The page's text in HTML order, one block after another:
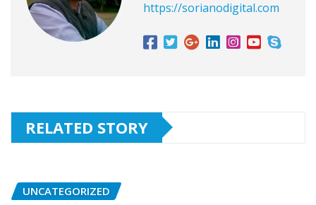
https://sorianodigital.com
RELATED STORY
UNCATEGORIZED